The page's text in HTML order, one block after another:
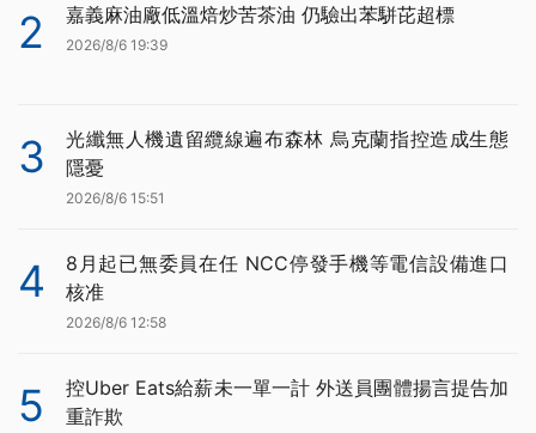
2 嘉義麻油廠低溫焙炒苦茶油 仍驗出苯駢芘超標
2026/8/6 19:39
3
光纖無人機遺留纜線遍布森林 烏克蘭指控造成生態
隱憂
2026/8/6 15:51
4
8月起已無委員在任 NCC停發手機等電信設備進口
核准
2026/8/6 12:58
5
控Uber Eats給薪未一單一計 外送員團體揚言提告加
重詐欺